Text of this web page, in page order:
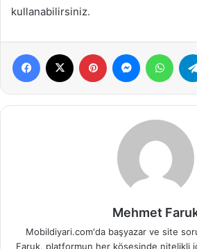
kullanabilirsiniz.
Facebook Pinterest Messenger
Mehmet
Mobildiyari.com'da başyazar ve site
Faruk, platformun her köşesinde nitelikli